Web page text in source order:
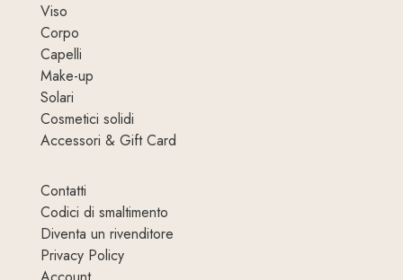
Viso
Corpo
Capelli
Make-up
Solari
Cosmetici solidi
Accessori & Gift Card
Contatti
Codici di smaltimento
Diventa un rivenditore
Privacy Policy